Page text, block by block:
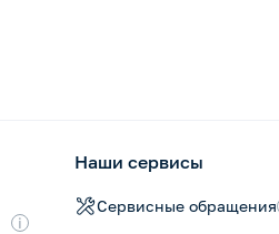
i
Наши сервисы
Сервисные обращения